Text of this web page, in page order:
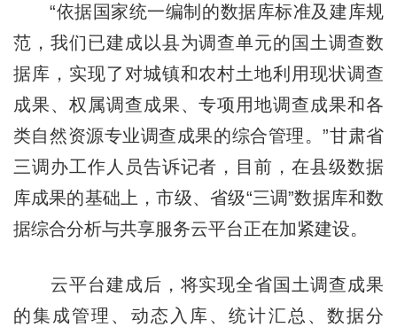
“依据国家统一编制的数据库标准及建库规
范，我们已建成以县为调查单元的国土调查数
据库，实现了对城镇和农村土地利用现状调查
成果、权属调查成果、专项用地调查成果和各
类自然资源专业调查成果的综合管理。”甘肃省
三调办工作人员告诉记者，目前，在县级数据
库成果的基础上，市级、省级“三调”数据库和数
据综合分析与共享服务云平台正在加紧建设。
云平台建成后，将实现全省国土调查成果
的集成管理、动态入库、统计汇总、数据分